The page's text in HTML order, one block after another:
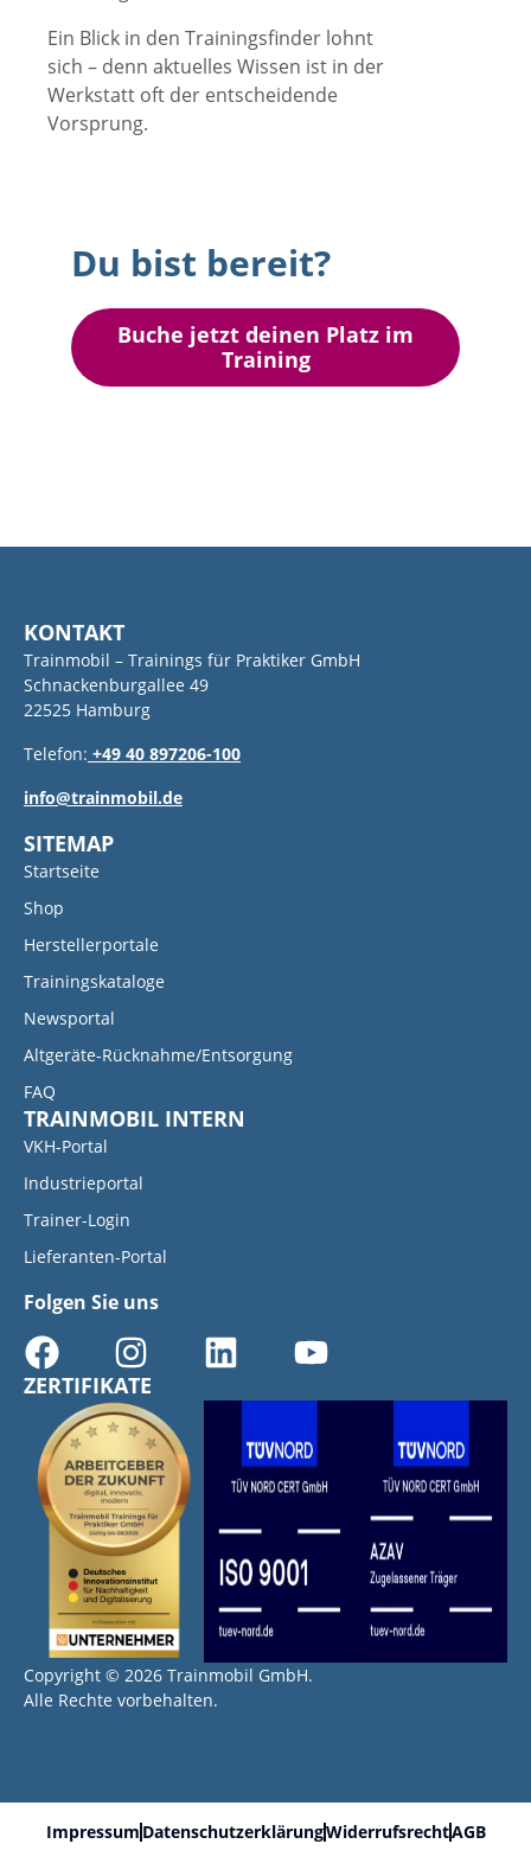
Ein Blick in den Trainingsfinder lohnt
sich – denn aktuelles Wissen ist in der
Werkstatt oft der entscheidende
Vorsprung.
Du bist bereit?
Buche jetzt deinen Platz im
Training
KONTAKT
Trainmobil – Trainings für Praktiker GmbH
Schnackenburgallee 49
22525 Hamburg
Telefon: +49 40 897206-100
info@trainmobil.de
SITEMAP
Startseite
Shop
Herstellerportale
Trainingskataloge
Newsportal
Altgeräte-Rücknahme/Entsorgung
FAQ
TRAINMOBIL INTERN
VKH-Portal
Industrieportal
Trainer-Login
Lieferanten-Portal
Folgen Sie uns
ZERTIFIKATE
Copyright © 2026 Trainmobil GmbH.
Alle Rechte vorbehalten.
Impressum DatenschutzerklärungWiderrufsrechtAGB